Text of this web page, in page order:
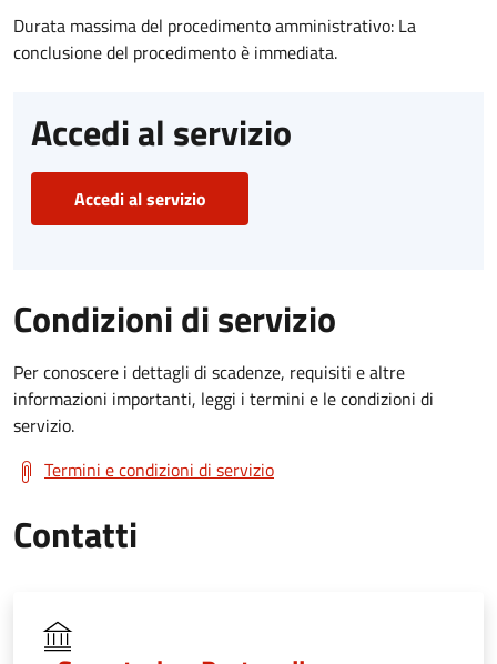
Durata massima del procedimento amministrativo: La
conclusione del procedimento è immediata.
Accedi al servizio
Accedi al servizio
Condizioni di servizio
Per conoscere i dettagli di scadenze, requisiti e altre
informazioni importanti, leggi i termini e le condizioni di
servizio.
Termini e condizioni di servizio
Contatti